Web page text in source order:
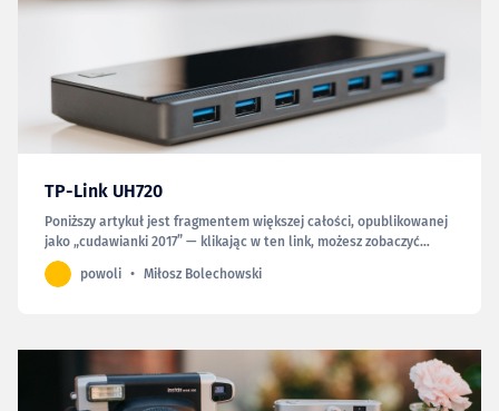
TP-Link UH720
Poniższy artykuł jest fragmentem większej całości, opublikowanej
jako „cudawianki 2017” — klikając w ten link, możesz zobaczyć
całość. Odkąd zmieniłem komputer, zmieniło się też jego położenie
względem biurka i od początku było dla mnie jasne, że zakup huba
powoli Miłosz Bolechowski